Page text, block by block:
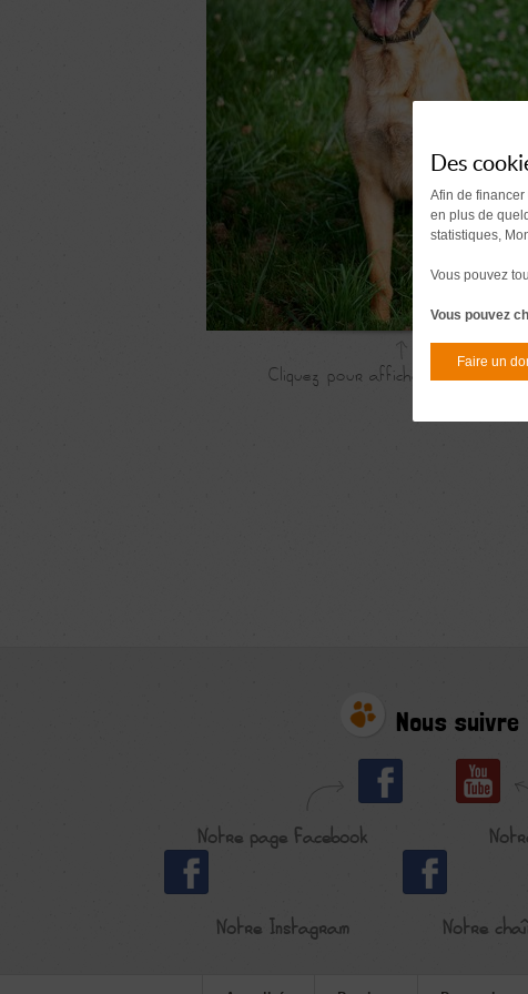
Nous suivre
Notre page Facebook
Notre Instagram Notre
Des
Afin de
en plus de
statistiques,
Vous pouvez
Vous pouvez
Faire un